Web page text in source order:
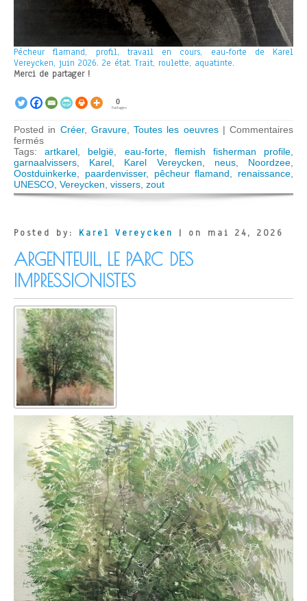
Pécheur flamand, profil, travail en cours, eau-forte de Karel
Vereycken, juin 2026. 2e état. Trait, roulette, aquatinte.
Merci de partager !
0
Partages
Posted in Créer, Gravure, Toutes les oeuvres| Commentaires
ferméssur
Pécheur
flamand
2
Tags:artkarel belgië eau-forte, flemish fisherman profile
garnaalvissers
Karel Karel Vereycken neus, Noordzee
Oostduinkerke
paardenvisser, pêcheur flamand renaissance
UNESCO Vereycken vissers zout
Posted by: Karel Vereycken | on mai 24, 2026
ARGENTEUIL, LE PARC DES
IMPRESSIONISTES